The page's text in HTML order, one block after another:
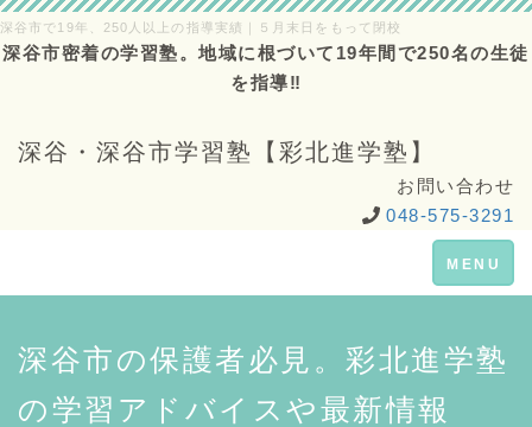
深谷市で19年、250人以上の指導実績｜５月末日をもって閉校
深谷市密着の学習塾。地域に根づいて19年間で250名の生徒
を指導‼
深谷・深谷市学習塾【彩北進学塾】
お問い合わせ
048-575-3291
Toggle
navigation
MENU
深谷市の保護者必見。彩北進学塾
の学習アドバイスや最新情報